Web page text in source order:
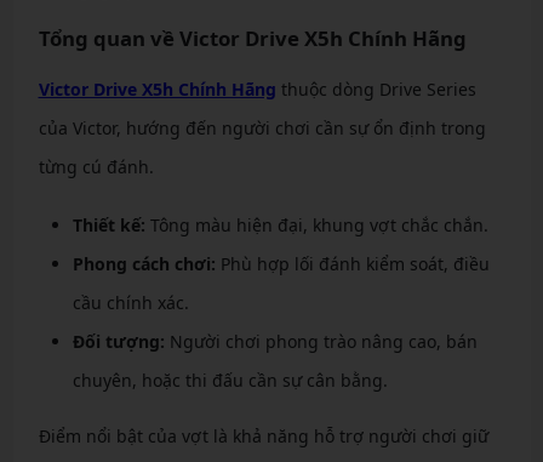
Tổng quan về Victor Drive X5h Chính Hãng
Victor Drive X5h Chính Hãng thuộc dòng Drive Series
của Victor, hướng đến người chơi cần sự ổn định trong
từng cú đánh.
Thiết kế: Tông màu hiện đại, khung vợt chắc chắn.
Phong cách chơi: Phù hợp lối đánh kiểm soát, điều
cầu chính xác.
Đối tượng: Người chơi phong trào nâng cao, bán
chuyên, hoặc thi đấu cần sự cân bằng.
Điểm nổi bật của vợt là khả năng hỗ trợ người chơi giữ